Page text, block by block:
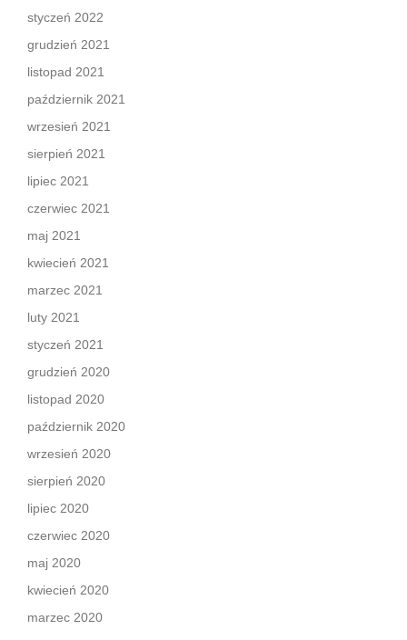
styczeń 2022
grudzień 2021
listopad 2021
październik 2021
wrzesień 2021
sierpień 2021
lipiec 2021
czerwiec 2021
maj 2021
kwiecień 2021
marzec 2021
luty 2021
styczeń 2021
grudzień 2020
listopad 2020
październik 2020
wrzesień 2020
sierpień 2020
lipiec 2020
czerwiec 2020
maj 2020
kwiecień 2020
marzec 2020